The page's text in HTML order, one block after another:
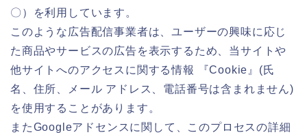
〇）を利用しています。
このような広告配信事業者は、ユーザーの興味に応じ
た商品やサービスの広告を表示するため、当サイトや
他サイトへのアクセスに関する情報 『Cookie』(氏
名、住所、メール アドレス、電話番号は含まれません)
を使用することがあります。
またGoogleアドセンスに関して、このプロセスの詳細